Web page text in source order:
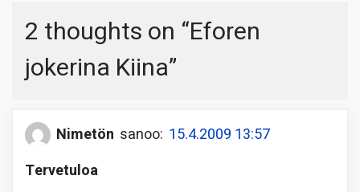
2 thoughts on “Eforen
jokerina Kiina”
Nimetön sanoo: 15.4.2009 13:57
Tervetuloa